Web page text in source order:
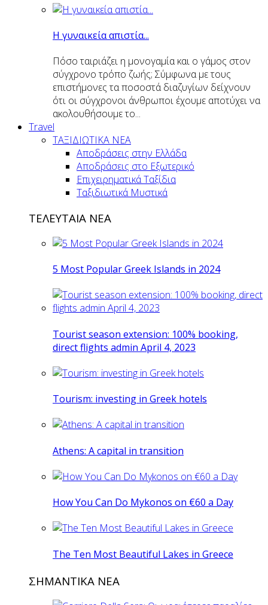
Η γυναικεία απιστία...
Πόσο ταιριάζει η μονογαμία και ο γάμος στον
σύγχρονο τρόπο ζωής; Σύμφωνα με τους
επιστήμονες τα ποσοστά διαζυγίων δείχνουν
ότι οι σύγχρονοι άνθρωποι έχουμε αποτύχει να
ακολουθήσουμε το...
Travel
ΤΑΞΙΔΙΩΤΙΚΑ ΝΕΑ
Αποδράσεις στην Ελλάδα
Αποδράσεις στο Εξωτερικό
Επιχειρηματικά Ταξίδια
Ταξιδιωτικά Μυστικά
ΤΕΛΕΥΤΑΙΑ ΝΕΑ
5 Most Popular Greek Islands in 2024
Tourist season extension: 100% booking,
direct flights admin April 4, 2023
Tourism: investing in Greek hotels
Athens: A capital in transition
How You Can Do Mykonos on €60 a Day
The Ten Most Beautiful Lakes in Greece
ΣΗΜΑΝΤΙΚΑ ΝΕΑ